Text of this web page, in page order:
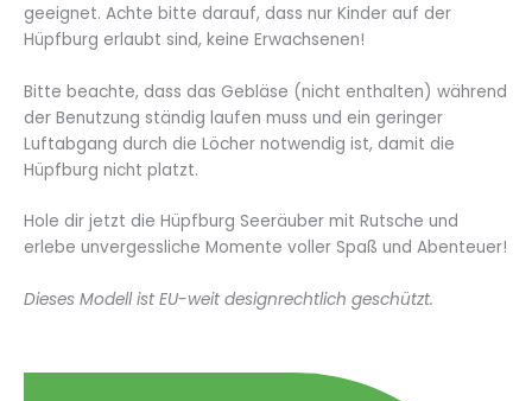
geeignet. Achte bitte darauf, dass nur Kinder auf der
Hüpfburg erlaubt sind, keine Erwachsenen!
Bitte beachte, dass das Gebläse (nicht enthalten) während
der Benutzung ständig laufen muss und ein geringer
Luftabgang durch die Löcher notwendig ist, damit die
Hüpfburg nicht platzt.
Hole dir jetzt die Hüpfburg Seeräuber mit Rutsche und
erlebe unvergessliche Momente voller Spaß und Abenteuer!
Dieses Modell ist EU-weit designrechtlich geschützt.